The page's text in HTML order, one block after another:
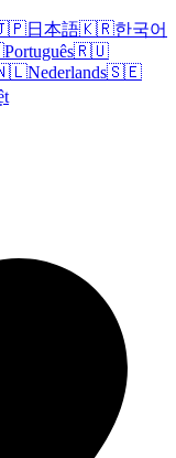
日本語🇰🇷한국어
Português🇷🇺
Nederlands🇸🇪